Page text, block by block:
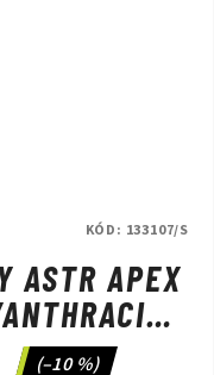
ASTR APEX
(–10 %)
KÓD: 133107/S